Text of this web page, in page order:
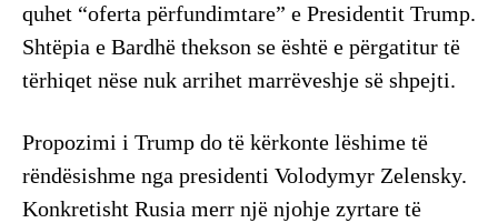
quhet “oferta përfundimtare” e Presidentit Trump.
Shtëpia e Bardhë thekson se është e përgatitur të
tërhiqet nëse nuk arrihet marrëveshje së shpejti.
Propozimi i Trump do të kërkonte lëshime të
rëndësishme nga presidenti Volodymyr Zelensky.
Konkretisht Rusia merr një njohje zyrtare të